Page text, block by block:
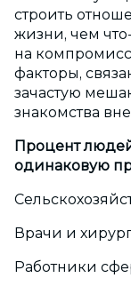
строить
жизни, чем
на
факторы,
зачастую
знакомства
Процент
одинаковую
Врачи и
Работники